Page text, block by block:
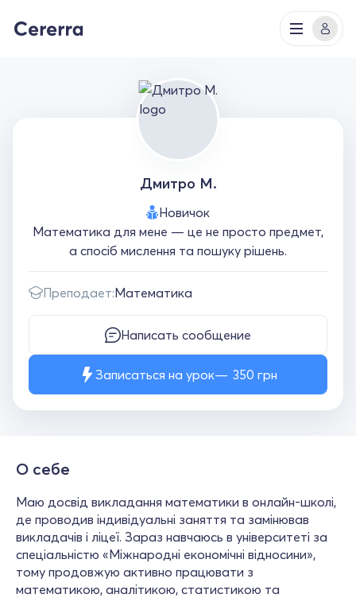
Дмитро М.
Новичок
Математика для мене — це не просто предмет,
а спосіб мислення та пошуку рішень.
Преподает:Математика
Написать сообщение
Записаться на урок 350 грн
О себе
Маю досвід викладання математики в онлайн-школі,
де проводив індивідуальні заняття та замінював
викладачів і ліцеї. Зараз навчаюсь в університеті за
спеціальністю «Міжнародні економічні відносини»,
тому продовжую активно працювати з
математикою, аналітикою, статистикою та